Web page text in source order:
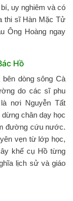
uy nghiêm và có
thi sĩ Hàn Mặc Tử
Ông Hoàng ngay
Hồ
dòng sông Cà
do các sĩ phu
nơi Nguyễn Tất
chân dạy học
đường cứu nước.
vẹn từ lớp học,
khế cụ Hồ từng
lịch sử và giáo